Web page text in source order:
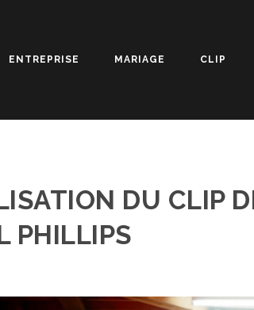
ENTREPRISE MARIAGE CLIP
DU CLIP
PHILLIPS